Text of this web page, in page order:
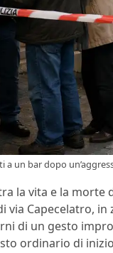
a un bar dopo
la vita e la
Capecelatro, in
di un gesto
ordinario di